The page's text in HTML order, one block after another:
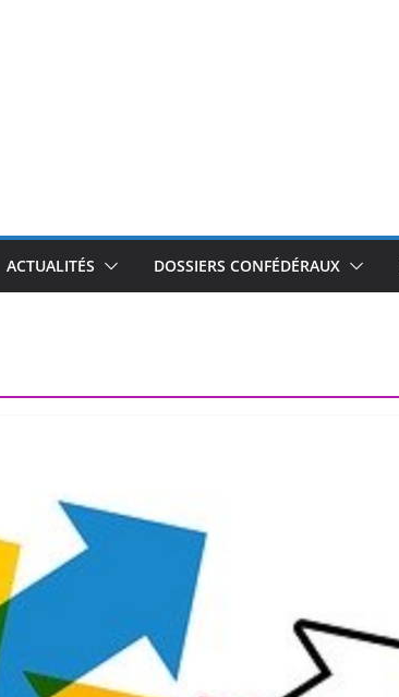
ACTUALITÉS DOSSIERS CONFÉDÉRAUX